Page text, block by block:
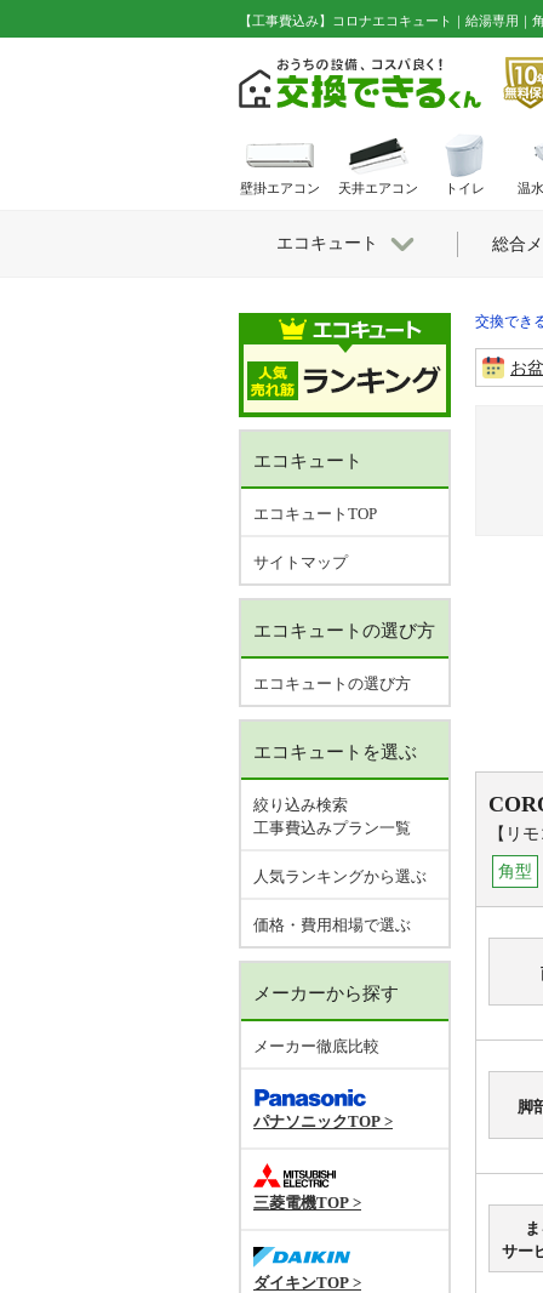
【工事費込み】コロナエコキュート｜給湯専用｜
交換でき
お
【リ
角型
脚
サー
エコキュート
エコキュートTOP
サイトマップ
エコキュートの選び方
エコキュートの選び方
エコキュートを選ぶ
絞り込み検索
工事費込みプラン一覧
人気ランキングから選ぶ
価格・費用相場で選ぶ
メーカーから探す
メーカー徹底比較
パナソニックTOP >
三菱電機TOP >
ダイキンTOP >
壁掛エアコン 天井エアコン トイレ 温
エコキュート 総合